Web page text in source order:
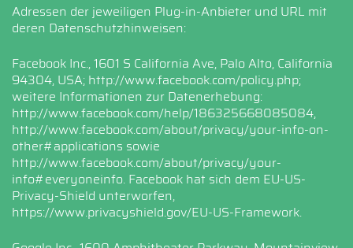
Adressen der jeweiligen Plug-in-Anbieter und URL mit
deren Datenschutzhinweisen:
Facebook Inc., 1601 S California Ave, Palo Alto, California
94304, USA; http://www.facebook.com/policy.php;
weitere Informationen zur Datenerhebung:
http://www.facebook.com/help/186325668085084,
http://www.facebook.com/about/privacy/your-info-on-
other#applications sowie
http://www.facebook.com/about/privacy/your-
info#everyoneinfo. Facebook hat sich dem EU-US-
Privacy-Shield unterworfen,
https://www.privacyshield.gov/EU-US-Framework.